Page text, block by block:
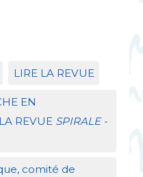
LIRE LA REVUE
EN
LA REVUE SPIRALE-
comité de